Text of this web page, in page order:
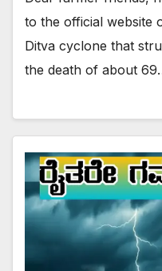
to the official website
Ditva cyclone that
the death of about